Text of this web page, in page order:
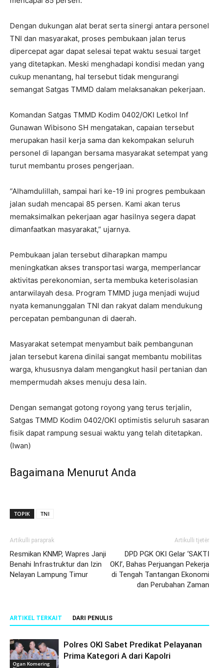
Dengan dukungan alat berat serta sinergi antara personel
TNI dan masyarakat, proses pembukaan jalan terus
dipercepat agar dapat selesai tepat waktu sesuai target
yang ditetapkan. Meski menghadapi kondisi medan yang
cukup menantang, hal tersebut tidak mengurangi
semangat Satgas TMMD dalam melaksanakan pekerjaan.
Komandan Satgas TMMD Kodim 0402/OKI Letkol Inf
Gunawan Wibisono SH mengatakan, capaian tersebut
merupakan hasil kerja sama dan kekompakan seluruh
personel di lapangan bersama masyarakat setempat yang
turut membantu proses pengerjaan.
“Alhamdulillah, sampai hari ke-19 ini progres pembukaan
jalan sudah mencapai 85 persen. Kami akan terus
memaksimalkan pekerjaan agar hasilnya segera dapat
dimanfaatkan masyarakat,” ujarnya.
Pembukaan jalan tersebut diharapkan mampu
meningkatkan akses transportasi warga, memperlancar
aktivitas perekonomian, serta membuka keterisolasian
antarwilayah desa. Program TMMD juga menjadi wujud
nyata kemanunggalan TNI dan rakyat dalam mendukung
percepatan pembangunan di daerah.
Masyarakat setempat menyambut baik pembangunan
jalan tersebut karena dinilai sangat membantu mobilitas
warga, khususnya dalam mengangkut hasil pertanian dan
mempermudah akses menuju desa lain.
Dengan semangat gotong royong yang terus terjalin,
Satgas TMMD Kodim 0402/OKI optimistis seluruh sasaran
fisik dapat rampung sesuai waktu yang telah ditetapkan.
(Iwan)
Bagaimana Menurut Anda
TOPIK TNI
Artikulli paraprak
Resmikan KNMP, Wapres Janji
Benahi Infrastruktur dan Izin
Nelayan Lampung Timur
Artikulli tjetër
DPD PGK OKI Gelar ‘SAKTI
OKI’, Bahas Perjuangan Pekerja
di Tengah Tantangan Ekonomi
dan Perubahan Zaman
ARTIKEL TERKAIT DARI PENULIS
Ogan Komering
Polres OKI Sabet Predikat Pelayanan
Prima Kategori A dari Kapolri